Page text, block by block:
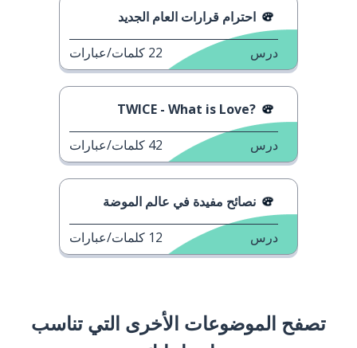
احترام قرارات العام الجديد
درس 22 كلمات/عبارات
?TWICE - What is Love
درس 42 كلمات/عبارات
نصائح مفيدة في عالم الموضة
درس 12 كلمات/عبارات
تصفح الموضوعات الأخرى التي تناسب